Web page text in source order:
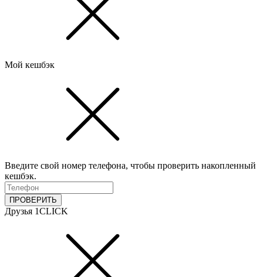
Мой кешбэк
Введите свой номер телефона, чтобы проверить накопленный
кешбэк.
ПРОВЕРИТЬ
Друзья 1CLICK